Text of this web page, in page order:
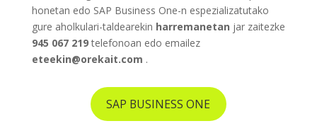
honetan edo SAP Business One-n espezializatutako
gure aholkulari-taldearekin harremanetan jar zaitezke
945 067 219telefonoan edo emailez
eteekin@orekait.com .
SAP BUSINESS ONE